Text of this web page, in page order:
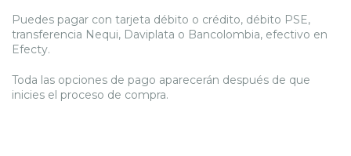
Puedes pagar con tarjeta débito o crédito, débito PSE,
transferencia Nequi, Daviplata o Bancolombia, efectivo en
Efecty.
Toda las opciones de pago aparecerán después de que
inicies el proceso de compra.